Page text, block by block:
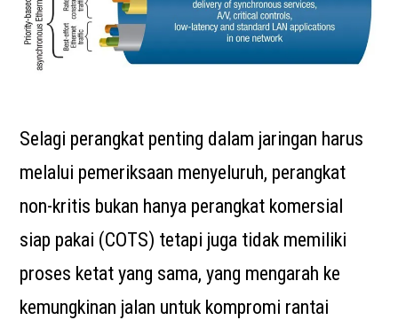
Selagi perangkat penting dalam jaringan harus
melalui pemeriksaan menyeluruh, perangkat
non-kritis bukan hanya perangkat komersial
siap pakai (COTS) tetapi juga tidak memiliki
proses ketat yang sama, yang mengarah ke
kemungkinan jalan untuk kompromi rantai